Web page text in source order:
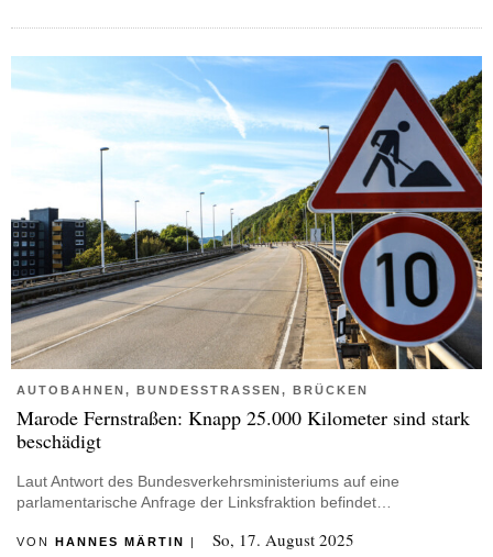
AUTOBAHNEN, BUNDESSTRASSEN, BRÜCKEN
Marode Fernstraßen: Knapp 25.000 Kilometer sind stark
beschädigt
Laut Antwort des Bundesverkehrsministeriums auf eine
parlamentarische Anfrage der Linksfraktion befindet…
VON HANNES MÄRTIN | So, 17. August 2025